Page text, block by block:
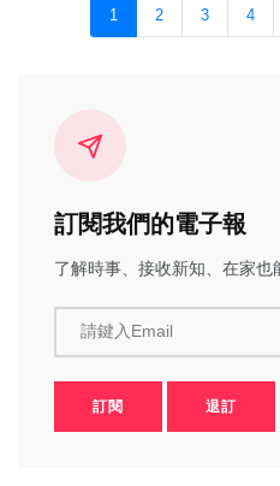
1 2 3 4
訂閱我們的電子報
了解時事、接收新知、在家也
請鍵入Email
訂閱 退訂